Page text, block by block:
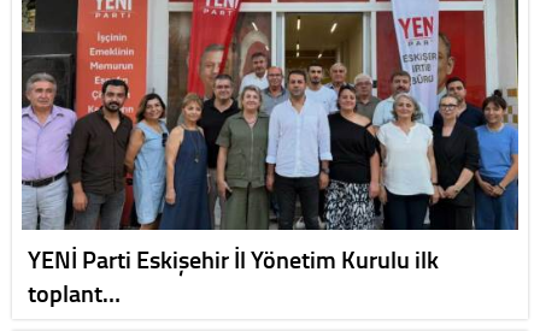
YENİ Parti Eskişehir İl Yönetim Kurulu ilk
toplant…